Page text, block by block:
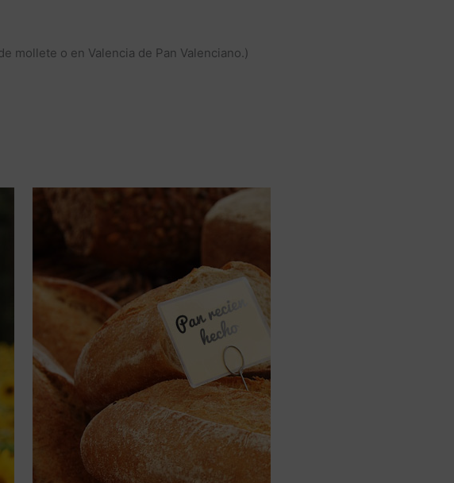
mollete o en Valencia de Pan Valenciano.)